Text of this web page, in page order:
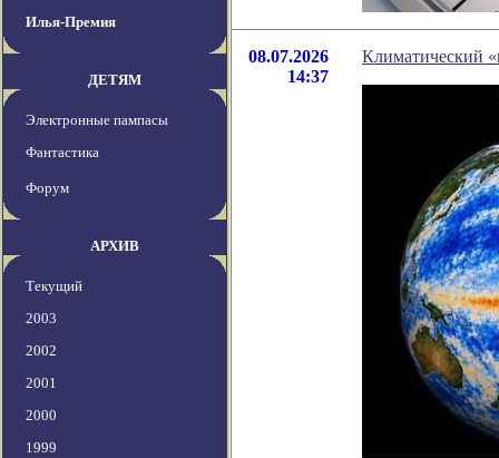
Илья-Премия
ДЕТЯМ
Электронные пампасы
Фантастика
Форум
АРХИВ
Текущий
2003
2002
2001
2000
1999
08.07.2026
14:37
Климатический